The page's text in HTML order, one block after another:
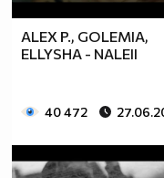
ALEX P., GOLEMIA,
ELLYSHA - NALEII
40 472